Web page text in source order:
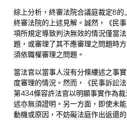
綜上分析，終審法院合議庭裁定B
終審法院的上述見解。誠然，《民
項所規定導致判決無效的情況僅當
題，或審理了其不應審理之問題時
須依職權審理之問題。
當法官以當事人沒有分條縷述之事
度審理的情況。然而，《民事訴訟
第434條容許法官以明顯事實作為
述亦無須證明。另一方面，即使未
動機或原因，不妨礙法庭作出返還